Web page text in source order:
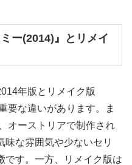
ー(2014)』とリメイ
年版とリメイク版
要な違いがあります。ま
オーストリアで制作され
味な雰囲気や少ないセリ
です。一方、リメイク版は